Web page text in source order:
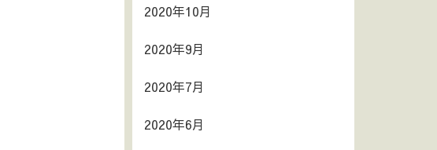
2020年10月
2020年9月
2020年7月
2020年6月